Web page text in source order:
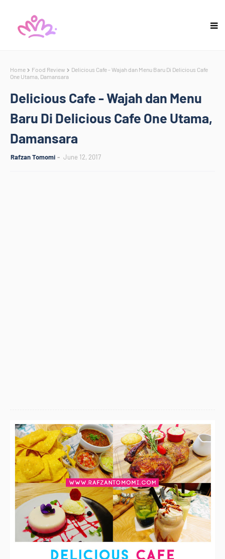
Home Food Review
Delicious Cafe - Wajah dan Menu Baru Di Delicious Cafe
One Utama, Damansara
Delicious Cafe - Wajah dan Menu
Baru Di Delicious Cafe One Utama,
Damansara
Rafzan Tomomi June 12, 2017